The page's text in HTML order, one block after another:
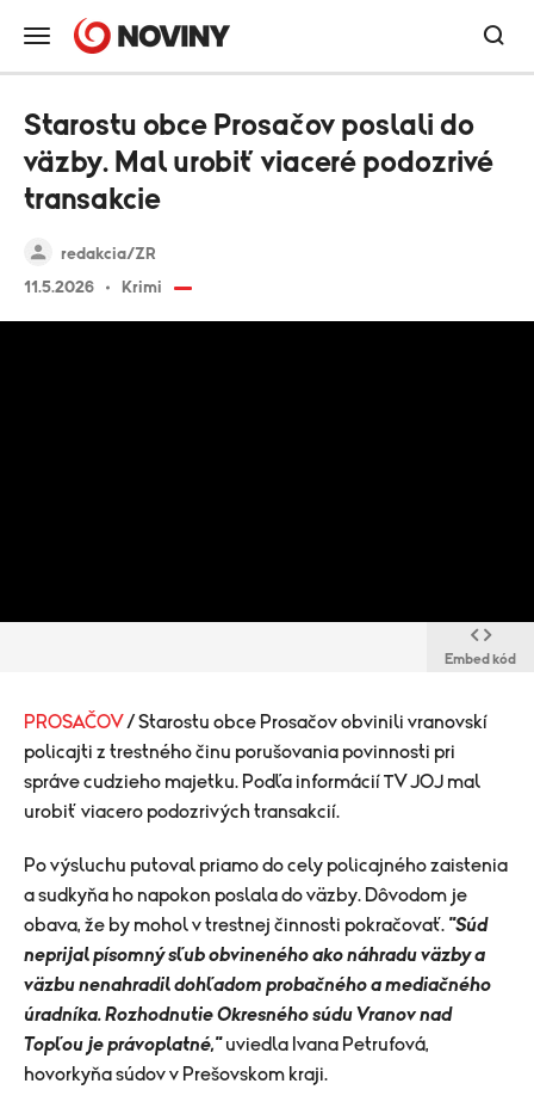
redakcia/ZR
11.5.2026
Krimi
Starostu obce Prosačov poslali do
väzby. Mal urobiť viaceré podozrivé
transakcie
Embed kód
PROSAČOV / Starostu obce Prosačov obvinili vranovskí
policajti z trestného činu porušovania povinnosti pri
správe cudzieho majetku. Podľa informácií TV JOJ mal
urobiť viacero podozrivých transakcií.
​Po výsluchu putoval priamo do cely policajného zaistenia
a sudkyňa ho napokon poslala do väzby. Dôvodom je
obava, že by mohol v trestnej činnosti pokračovať. "Súd
neprijal písomný sľub obvineného ako náhradu väzby a
väzbu nenahradil dohľadom probačného a mediačného
úradníka. Rozhodnutie Okresného súdu Vranov nad
Topľou je právoplatné,"uviedla Ivana Petrufová,
hovorkyňa súdov v Prešovskom kraji.